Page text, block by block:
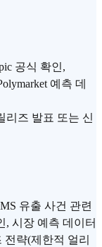
공식 확인,
예측 데
리즈 발표 또는 신
유출 사건 관련
, 시장 예측 데이터
략(제한적 얼리